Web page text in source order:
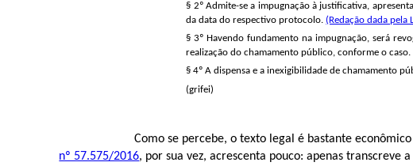
§ 2º Admite-se a impugnação à justificativa,
da data do respectivo protocolo. (Redação dada pela
§ 3º Havendo fundamento na impugnação, será
realização do chamamento público, conforme o caso.
§ 4º A dispensa e a inexigibilidade de chamamento
(grifei)
Como se percebe, o texto legal é bastante
nº 57.575/2016, por sua vez, acrescenta pouco: apenas